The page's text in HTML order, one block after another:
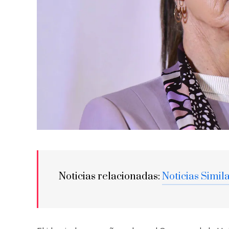
Noticias relacionadas: Noticias